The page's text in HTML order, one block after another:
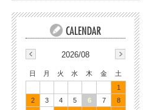
2026/08
日 月 火 水 木 金
土
1
2
3 4 5 6 7
8